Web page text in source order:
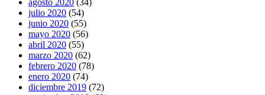
julio 2020 (54)
junio 2020 (55)
mayo 2020 (56)
abril 2020 (55)
marzo 2020 (62)
febrero 2020 (78)
enero 2020 (74)
diciembre 2019 (72)